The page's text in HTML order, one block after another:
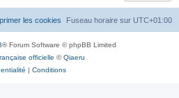
e
Fuseau horaire sur UTC+01:00
les cookies
® Forum Software © phpBB Limited
officielle ©Qiaeru
| Conditions